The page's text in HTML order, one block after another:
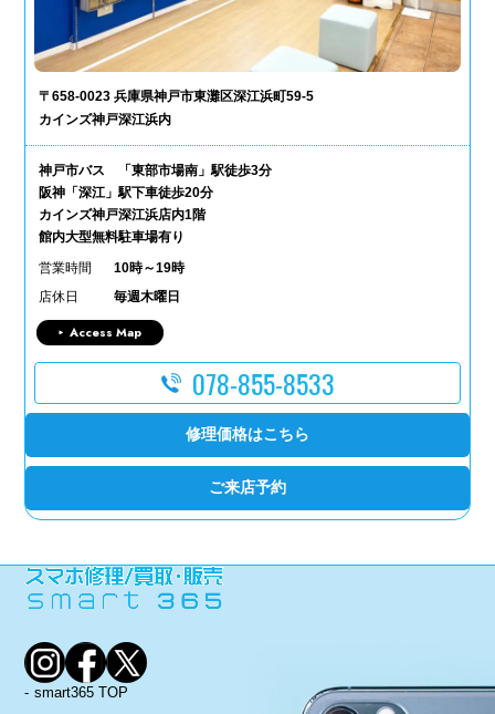
〒658-0023 兵庫県神戸市東灘区深江浜町59-5
カインズ神戸深江浜内
神戸市バス 「東部市場南」駅徒歩3分
阪神「深江」駅下車徒歩20分
カインズ神戸深江浜店内1階
館内大型無料駐車場有り
営業時間
10時～19時
店休日
毎週木曜日
Access Map
078-855-8533
修理価格はこちら
ご来店予約
smart365 TOP